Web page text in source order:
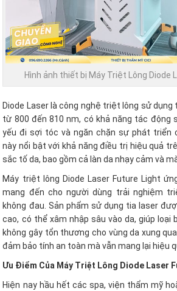
Hình ảnh thiết bị Máy Triệt Lông Diode
Diode Laser là công nghệ triệt lông sử
từ 800 đến 810 nm, có khả năng tác động
yếu đi sợi tóc và ngăn chặn sự phát triển
này nổi bật với khả năng điều trị hiệu quả
sắc tố da, bao gồm cả làn da nhạy cảm và
Máy triệt lông Diode Laser Future Light
mang đến cho người dùng trải nghiệm
không đau. Sản phẩm sử dụng tia laser
cao, có thể xâm nhập sâu vào da, giúp loại
không gây tổn thương cho vùng da xung
đảm bảo tính an toàn mà vẫn mang lại hiệu
Ưu Điểm Của Máy Triệt Lông Diode Laser
Hiện nay hầu hết các spa, viện thẩm mỹ